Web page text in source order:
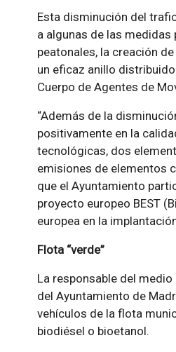
Esta disminución del
a algunas de las
peatonales, la creación
un eficaz anillo
Cuerpo de Agentes de
“Además de la
positivamente en la
tecnológicas, dos
emisiones de elementos
que el Ayuntamiento
proyecto europeo BEST
europea en la
Flota “verde”
La responsable del
del Ayuntamiento de
vehículos de la flota
biodiésel o bioetanol.